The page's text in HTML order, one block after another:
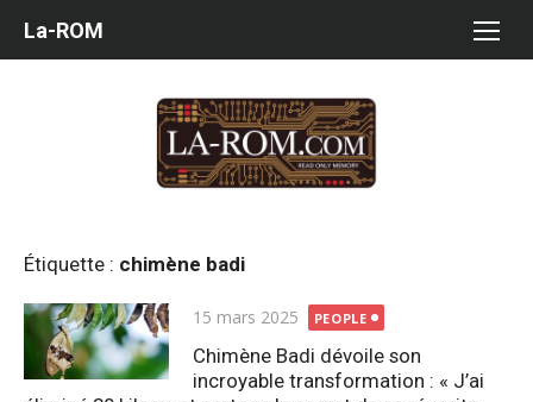
La-ROM
Étiquette : chimène badi
Publié
le
15 mars 2025 PEOPLE
Chimène Badi dévoile son
incroyable transformation : « J’ai